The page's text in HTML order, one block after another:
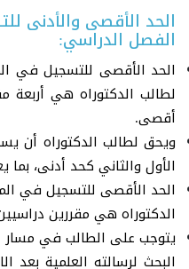
الحد الأقصى والأدنى
الفصل الدراسي:
الحد الأقصى للتسجيل في
أقصى.
ويحق لطالب الدكتوراه أن
الأول والثاني كحد أدنى، بما يعادل (9)
الحد الأقصى للتسجيل في
الدكتوراه هي مقررين دراسيين
يتوجب على الطالب في مسار
البحث لرسالته العلمية بعد